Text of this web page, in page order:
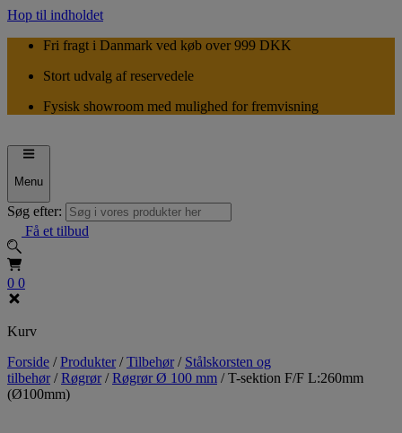
Hop til indholdet
Fri fragt i Danmark ved køb over 999 DKK
Stort udvalg af reservedele
Fysisk showroom med mulighed for fremvisning
Menu
Søg efter:
Få et tilbud
0 0
Kurv
Forside /Produkter /Tilbehør / Stålskorsten og
tilbehør /Røgrør /Røgrør Ø 100 mm /T-sektion F/F L:260mm
(Ø100mm)